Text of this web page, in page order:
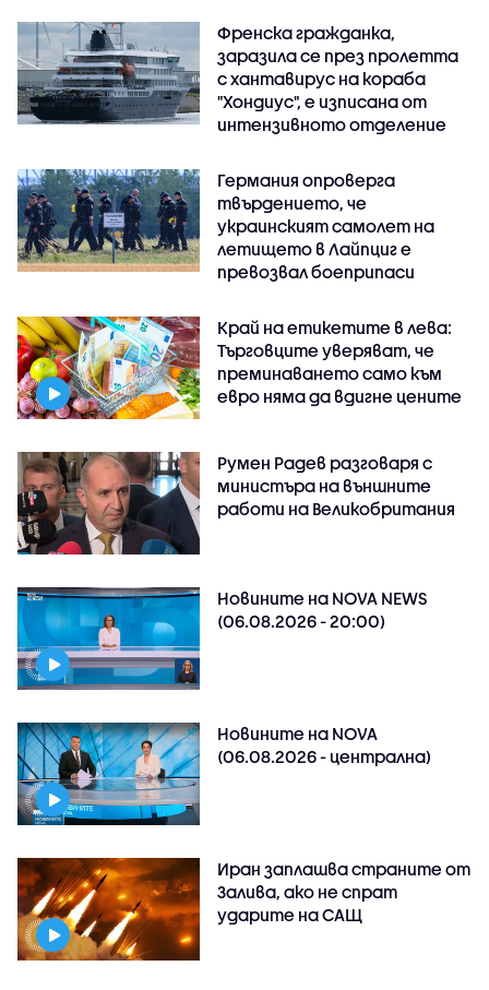
Френска гражданка,
заразила се през пролетта
с хантавирус на кораба
"Хондиус", е изписана от
интензивното отделение
Германия опроверга
твърдението, че
украинският самолет на
летището в Лайпциг е
превозвал боеприпаси
Край на етикетите в лева:
Търговците уверяват, че
преминаването само към
евро няма да вдигне цените
Румен Радев разговаря с
министъра на външните
работи на Великобритания
Новините на NOVA NEWS
(06.08.2026 - 20:00)
Новините на NOVA
(06.08.2026 - централна)
Иран заплашва страните от
Залива, ако не спрат
ударите на САЩ